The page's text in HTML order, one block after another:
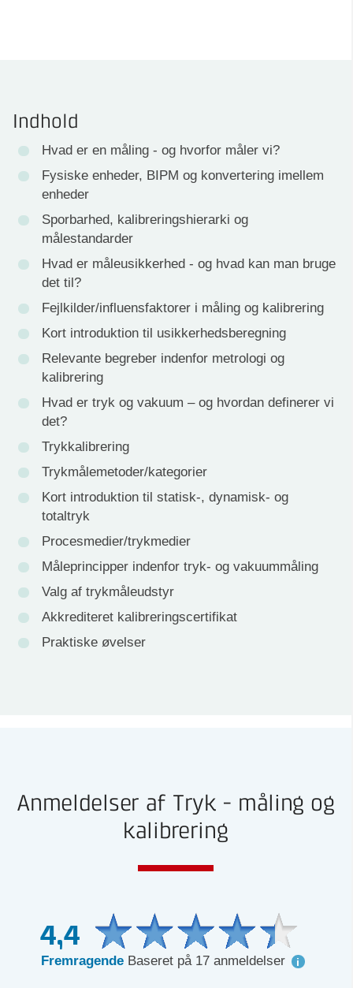
Indhold
Hvad er en måling - og hvorfor måler vi?
Fysiske enheder, BIPM og konvertering imellem
enheder
Sporbarhed, kalibreringshierarki og
målestandarder
Hvad er måleusikkerhed - og hvad kan man bruge
det til?
Fejlkilder/influensfaktorer i måling og kalibrering
Kort introduktion til usikkerhedsberegning
Relevante begreber indenfor metrologi og
kalibrering
Hvad er tryk og vakuum – og hvordan definerer vi
det?
Trykkalibrering
Trykmålemetoder/kategorier
Kort introduktion til statisk-, dynamisk- og
totaltryk
Procesmedier/trykmedier
Måleprincipper indenfor tryk- og vakuummåling
Valg af trykmåleudstyr
Akkrediteret kalibreringscertifikat
Praktiske øvelser
Anmeldelser af Tryk - måling og
kalibrering
4,4
Fremragende Baseret på 17 anmeldelser